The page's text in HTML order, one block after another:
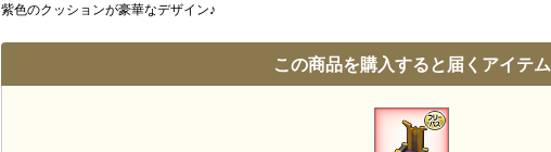
紫色のクッションが豪華なデザイン♪
この商品を購入すると届くアイテム